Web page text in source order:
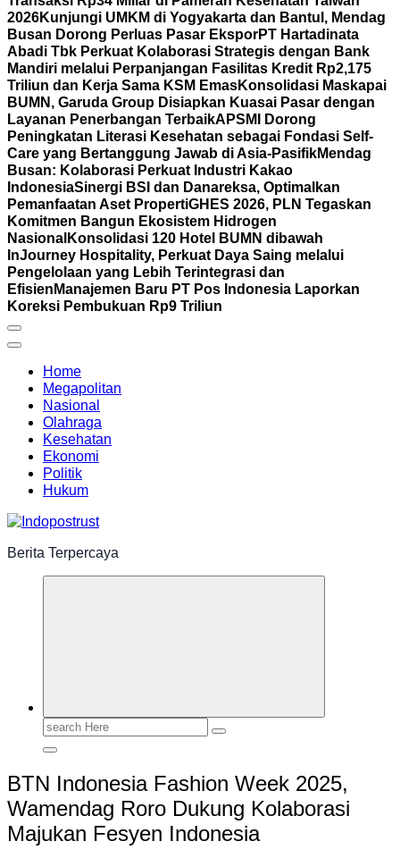
2026Kunjungi UMKM di Yogyakarta dan Bantul, Mendag
Busan Dorong Perluas Pasar EksporPT Hartadinata
Abadi Tbk Perkuat Kolaborasi Strategis dengan Bank
Mandiri melalui Perpanjangan Fasilitas Kredit Rp2,175
Triliun dan Kerja Sama KSM EmasKonsolidasi Maskapai
BUMN, Garuda Group Disiapkan Kuasai Pasar dengan
Layanan Penerbangan TerbaikAPSMI Dorong
Peningkatan Literasi Kesehatan sebagai Fondasi Self-
Care yang Bertanggung Jawab di Asia-PasifikMendag
Busan: Kolaborasi Perkuat Industri Kakao
IndonesiaSinergi BSI dan Danareksa, Optimalkan
Pemanfaatan Aset PropertiGHES 2026, PLN Tegaskan
Komitmen Bangun Ekosistem Hidrogen
Nasional Konsolidasi 120 Hotel BUMN dibawah
InJourney Hospitality, Perkuat Daya Saing melalui
Pengelolaan yang Lebih Terintegrasi dan
Efisien Manajemen Baru PT Pos Indonesia Laporkan
Koreksi Pembukuan Rp9 Triliun
Home
Megapolitan
Nasional
Olahraga
Kesehatan
Ekonomi
Politik
Hukum
Berita Terpercaya
Search
BTN Indonesia Fashion Week 2025,
Wamendag Roro Dukung Kolaborasi
Majukan Fesyen Indonesia